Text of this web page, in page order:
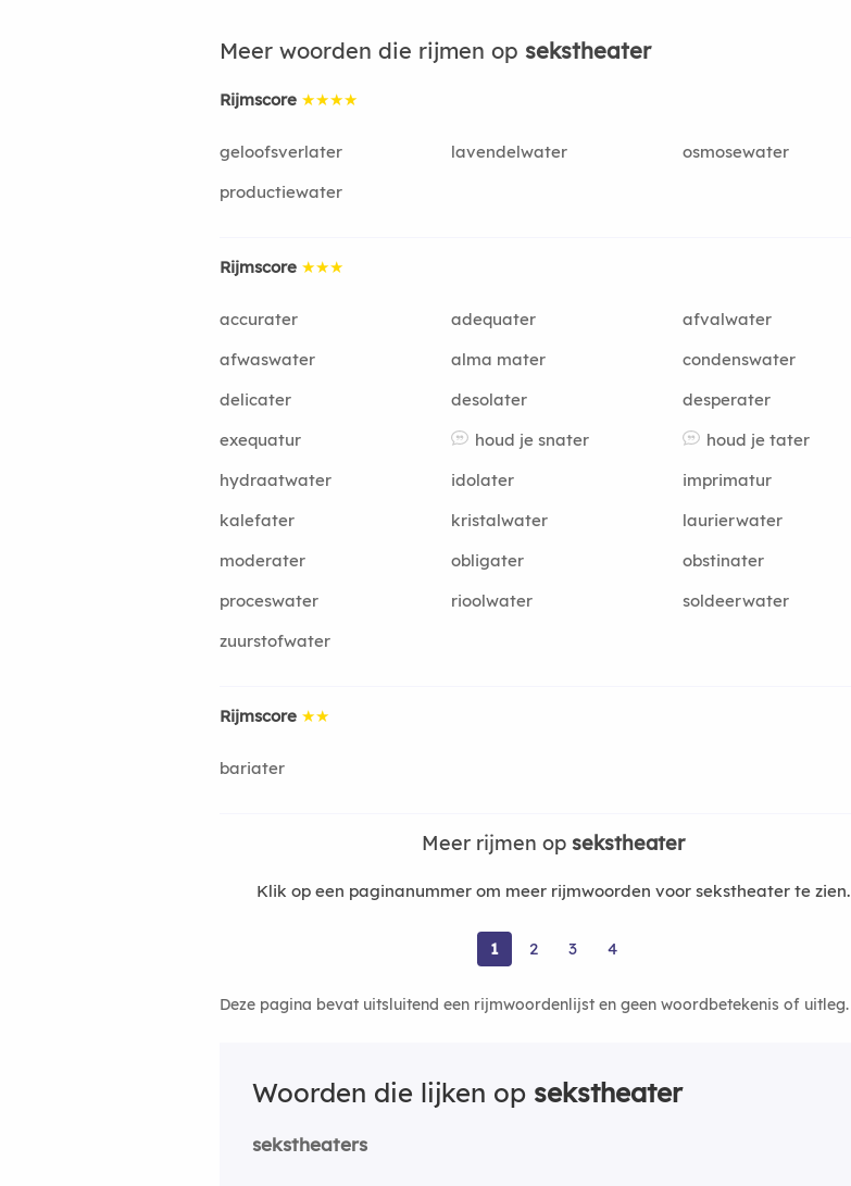
Meer woorden die rijmen op sekstheater
Rijmscore ★★★★
geloofsverlater lavendelwater
osmosewater
productiewater
Rijmscore ★★★
accurater adequater
afvalwater
afwaswater
alma mater
condenswater
delicater
desolater
desperater
exequatur
houd je snater
houd je tater
hydraatwater
idolater
imprimatur
kalefater
kristalwater
laurierwater
moderater
obligater
obstinater
proceswater
rioolwater
soldeerwater
zuurstofwater
Rijmscore ★★
bariater
Meer rijmen opsekstheater
Klik op een paginanummer om meer rijmwoorden voor sekstheater te zien.
1 2 3 4
Deze pagina bevat uitsluitend een rijmwoordenlijst en geen woordbetekenis of uitleg.
Woorden die lijken op sekstheater
sekstheaters